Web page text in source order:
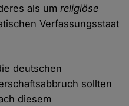
als umreligiöse
Verfassungsstaat
deutschen
sollten
diesem